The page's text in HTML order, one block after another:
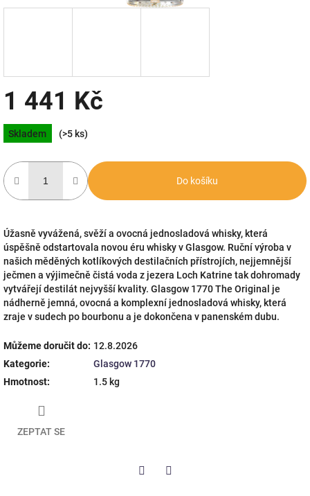
1 441 Kč
Měrná
cena:
Skladem (>5 ks)
Do košíku
Úžasně vyvážená, svěží a ovocná jednosladová whisky, která
úspěšně odstartovala novou éru whisky v Glasgow. Ruční výroba v
našich měděných kotlíkových destilačních přístrojích, nejjemnější
ječmen a výjimečně čistá voda z jezera Loch Katrine tak dohromady
vytvářejí destilát nejvyšší kvality. Glasgow 1770 The Original je
nádherně jemná, ovocná a komplexní jednosladová whisky, která
zraje v sudech po bourbonu a je dokončena v panenském dubu.
Můžeme doručit do: 12.8.2026
Kategorie:
Glasgow 1770
Hmotnost: 1.5 kg
ZEPTAT SE